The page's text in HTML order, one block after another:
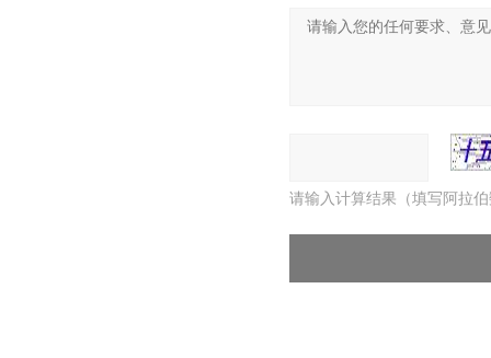
请输入计算结果（填写阿拉